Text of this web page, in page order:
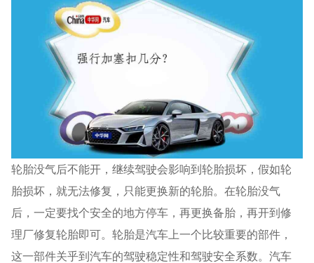
轮胎没气后不能开，继续驾驶会影响到轮胎损坏，假如轮
胎损坏，就无法修复，只能更换新的轮胎。在轮胎没气
后，一定要找个安全的地方停车，再更换备胎，再开到修
理厂修复轮胎即可。轮胎是汽车上一个比较重要的部件，
这一部件关乎到汽车的驾驶稳定性和驾驶安全系数。汽车